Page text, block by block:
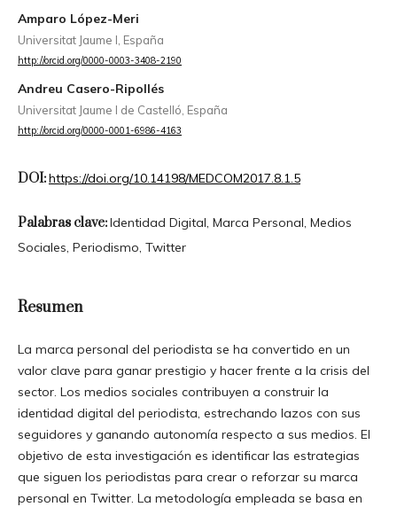
Amparo López-Meri
Universitat Jaume I, España
http://orcid.org/0000-0003-3408-2190
Andreu Casero-Ripollés
Universitat Jaume I de Castelló, España
http://orcid.org/0000-0001-6986-4163
DOI:https://doi.org/10.14198/MEDCOM2017.8.1.5
Palabras clave:Identidad Digital, Marca Personal, Medios
Sociales, Periodismo, Twitter
Resumen
La marca personal del periodista se ha convertido en un
valor clave para ganar prestigio y hacer frente a la crisis del
sector. Los medios sociales contribuyen a construir la
identidad digital del periodista, estrechando lazos con sus
seguidores y ganando autonomía respecto a sus medios. El
objetivo de esta investigación es identificar las estrategias
que siguen los periodistas para crear o reforzar su marca
personal en Twitter. La metodología empleada se basa en